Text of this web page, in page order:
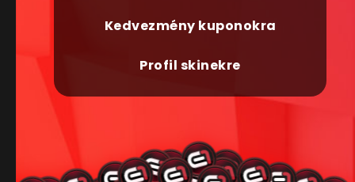
Kedvezmény kuponokra
Profil skinekre